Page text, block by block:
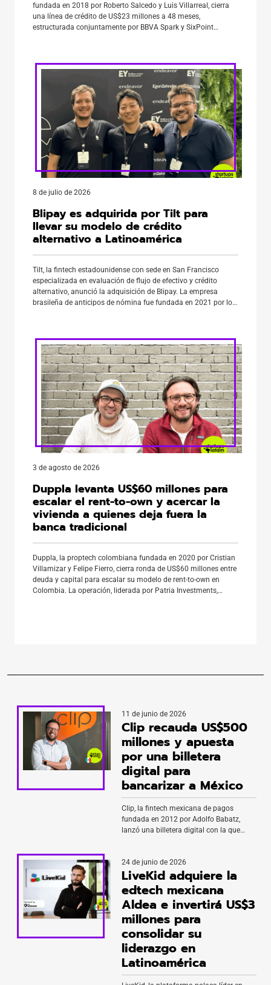
fundada en 2018 por Roberto Salcedo y Luis Villarreal, cierra
una línea de crédito de US$23 millones a 48 meses,
estructurada conjuntamente por BBVA Spark y SixPoint
8 de julio de 2026
Blipay es adquirida por Tilt para
llevar su modelo de crédito
alternativo a Latinoamérica
Tilt, la fintech estadounidense con sede en San Francisco
especializada en evaluación de flujo de efectivo y crédito
alternativo, anunció la adquisición de Blipay. La empresa
brasileña de anticipos de nómina fue fundada en 2021 por los
3 de agosto de 2026
Duppla levanta US$60 millones para
escalar el rent-to-own y acercar la
vivienda a quienes deja fuera la
banca tradicional
Duppla, la proptech colombiana fundada en 2020 por Cristian
Villamizar y Felipe Fierro, cierra ronda de US$60 millones entre
deuda y capital para escalar su modelo de rent-to-own en
Colombia. La operación, liderada por Patria Investments,
11 de junio de 2026
Clip recauda US$500
millones y apuesta
por una billetera
digital para
bancarizar a México
Clip, la fintech mexicana de pagos
fundada en 2012 por Adolfo Babatz,
lanzó una billetera digital con la que
sistema financiero formal del país. El
producto fue desarrollado en alianza con
Ant International, Mastercard y
TelevisaUnivision, y ofrecerá cuentas
digitales para pagos cotidianos, servicios
bancarios […]
24 de junio de 2026
LiveKid adquiere la
edtech mexicana
Aldea e invertirá US$3
millones para
consolidar su
liderazgo en
Latinoamérica